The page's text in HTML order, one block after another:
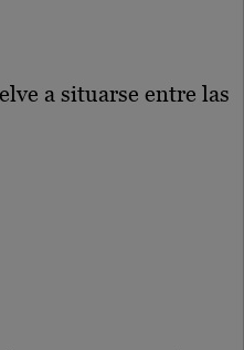
a situarse entre las